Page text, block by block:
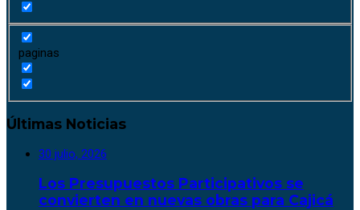
paginas
Últimas Noticias
30 julio, 2026
Los Presupuestos Participativos se
convierten en nuevas obras para Cajicá